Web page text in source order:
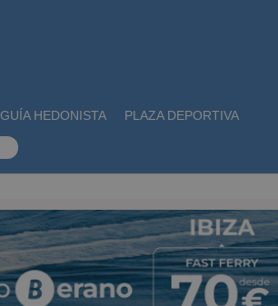
GUÍA HEDONISTA PLAZA DEPORTIVA